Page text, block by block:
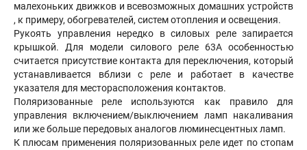
малехоньких движков и всевозможных домашних устройств
, к примеру, обогревателей, систем отопления и освещения.
Рукоять управления нередко в силовых реле запирается
крышкой. Для модели силового реле 63А особенностью
считается присутствие контакта для переключения, который
устанавливается вблизи с реле и работает в качестве
указателя для месторасположения контактов.
Поляризованные реле используются как правило для
управления включением/выключением ламп накаливания
или же больше передовых аналогов люминесцентных ламп.
К плюсам применения поляризованных реле идет по стопам